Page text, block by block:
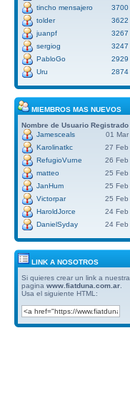
tincho mensajero
3700
tolder
3622
juanpf
3267
sergiog
3247
PabloGo
2929
Uru
2874
MIEMBROS MAS NUEVOS
Nombre de Usuario Registrado
Jamesceals
01 Mar
Karolinatkc
27 Feb
RefugioVurne
26 Feb
matteo
25 Feb
JanHum
25 Feb
Victorpar
25 Feb
HaroldJorce
24 Feb
DanielSyday
24 Feb
LINK A NOSOTROS
Si quieres crear un link a nuestra
pagina www.fiatduna.com.ar
Usa el siguiente HTML: